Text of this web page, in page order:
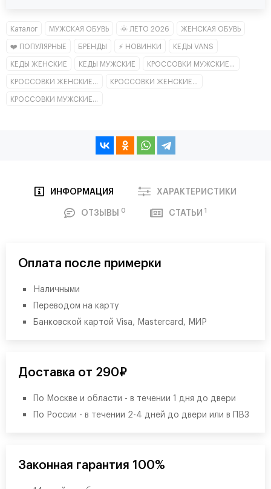
Каталог МУЖСКАЯ ОБУВЬ 🌞 ЛЕТО 2026
ЖЕНСКАЯ ОБУВЬ
❤️ ПОПУЛЯРНЫЕ
БРЕНДЫ ⚡ НОВИНКИ
КЕДЫ VANS
КЕДЫ ЖЕНСКИЕ
КЕДЫ МУЖСКИЕ
КРОССОВКИ МУЖСКИЕ КЛАССИКА
КРОССОВКИ ЖЕНСКИЕ КЛАССИКА
КРОССОВКИ ЖЕНСКИЕ НИЗКИЕ
КРОССОВКИ МУЖСКИЕ НИЗКИЕ
ИНФОРМАЦИЯ
ХАРАКТЕРИСТИКИ
ОТЗЫВЫ 0 СТАТЬИ1
Оплата после примерки
Наличными
Переводом на карту
Банковской картой Visa, Mastercard, МИР
Доставка от 290₽
По Москве и области - в течении 1 дня до двери
По России - в течении 2-4 дней до двери или в ПВЗ
Законная гарантия 100%